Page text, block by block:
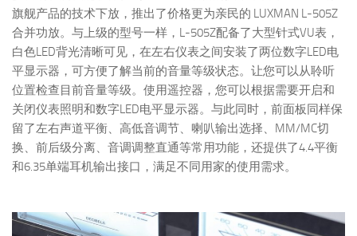
旗舰产品的技术下放，推出了价格更为亲民的 LUXMAN L-505Z
合并功放。与上级的型号一样，L-505Z配备了大型针式VU表，
白色LED背光清晰可见，在左右仪表之间安装了两位数字LED电
平显示器，可方便了解当前的音量等级状态。让您可以从聆听
位置检查目前音量等级。使用遥控器，您可以根据需要开启和
关闭仪表照明和数字LED电平显示器。与此同时，前面板同样保
留了左右声道平衡、高低音调节、喇叭输出选择、MM/MC切
换、前后级分离、音调调整直通等常用功能，还提供了4.4平衡
和6.35单端耳机输出接口，满足不同用家的使用需求。